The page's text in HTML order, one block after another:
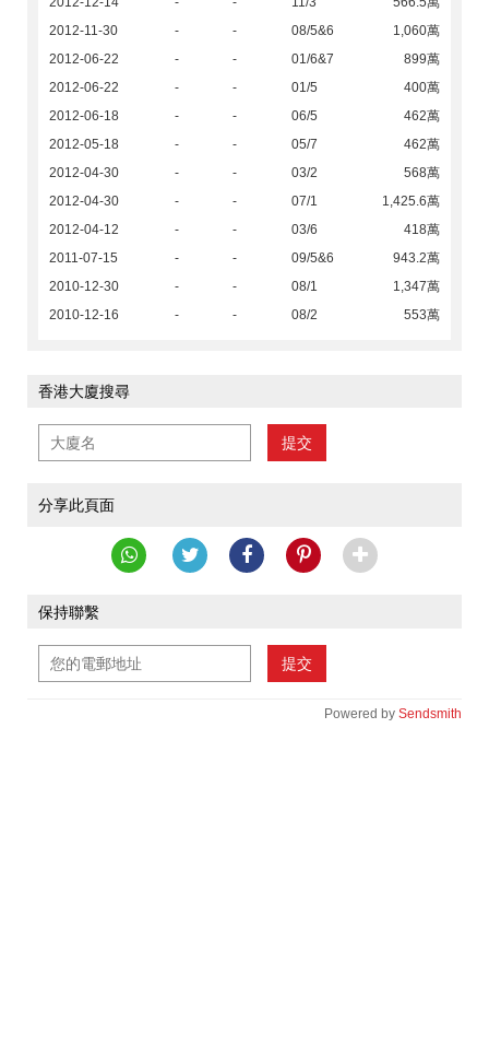
2012-11-30
- - 08/5&6
1,060萬
2012-06-22
- - 01/6&7
899萬
2012-06-22
- - 01/5
400萬
2012-06-18
- - 06/5
462萬
2012-05-18
- - 05/7
462萬
2012-04-30
- - 03/2
568萬
2012-04-30
- - 07/1
1,425.6萬
2012-04-12
- - 03/6
418萬
2011-07-15
- - 09/5&6
943.2萬
2010-12-30
- - 08/1
1,347萬
2010-12-16
- - 08/2 553萬
香港大廈搜尋
提交
分享此頁面
保持聯繫
提交
Powered by Sendsmith